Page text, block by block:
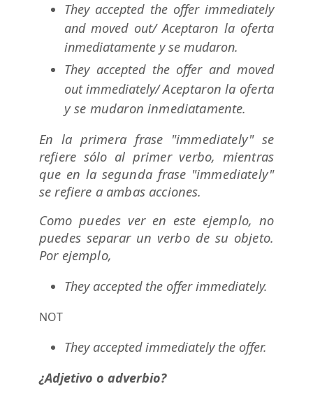
They accepted the offer immediately
and moved out/ Aceptaron la oferta
inmediatamente y se mudaron.
They accepted the offer and moved
out immediately/Aceptaron la oferta
y se mudaron inmediatamente.
En la primera frase "immediately" se
refiere sólo al primer verbo, mientras
que en la segunda frase "immediately"
se refiere a ambas acciones.
Como puedes ver en este ejemplo, no
puedes separar un verbo de su objeto.
Por ejemplo,
They accepted the offer immediately.
NOT
They accepted immediately the offer.
¿Adjetivo o adverbio?